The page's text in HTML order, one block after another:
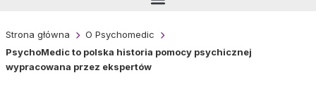
Strona główna
O Psychomedic
PsychoMedic to polska historia pomocy psychicznej
wypracowana przez ekspertów